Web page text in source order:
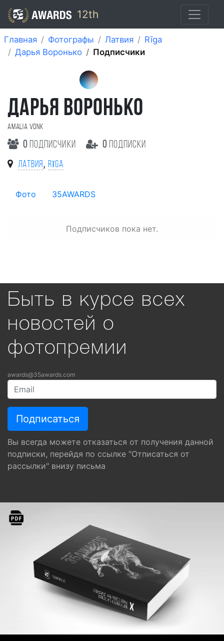
12th
Главная Фотографы Латвия
Rīga
Дарья Воронько
Подписчики
ДАРЬЯ ВОРОНЬКО
Amalia Vonk
0 подписчики 0 подписки
Латвия , Rīga
Фото 35AWARDS
Подписчиков пока нет.
Быть в курсе всех
новостей о
фотопремии
awards@35awards.com
Вы всегда можете отказаться от получения данной
подписки, перейдя по ссылке "Отписаться от
рассылки" внизу письма